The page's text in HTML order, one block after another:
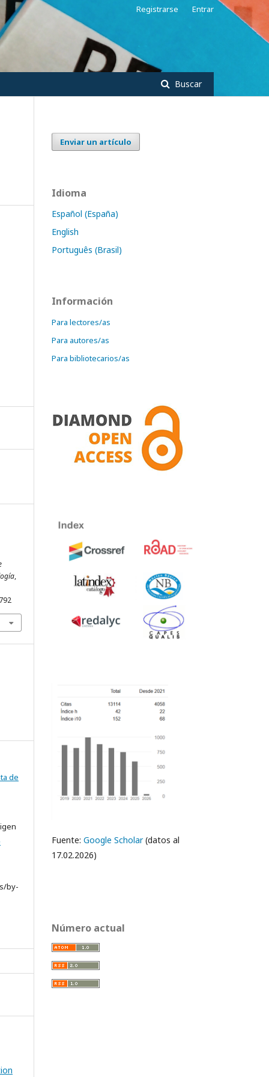
Buscar
Registrarse Entrar
,
de
by-
Enviar un artículo
Idioma
Español (España)
English
Português (Brasil)
Información
Para lectores/as
Para autores/as
Para bibliotecarios/as
Fuente: Google Scholar(datos al
17.02.2026)
Número actual